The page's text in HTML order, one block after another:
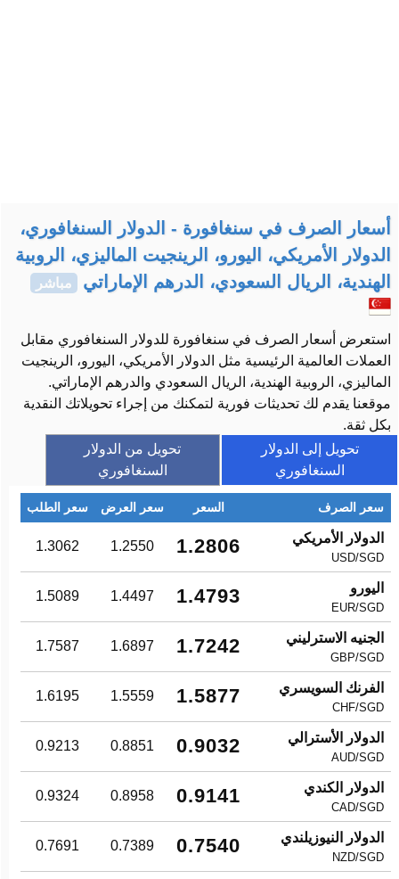
أسعار الصرف في سنغافورة - الدولار السنغافوري،
الدولار الأمريكي، اليورو، الرينجيت الماليزي، الروبية
الهندية، الريال السعودي، الدرهم الإماراتي
مباشر
استعرض أسعار الصرف في سنغافورة للدولار السنغافوري مقابل
العملات العالمية الرئيسية مثل الدولار الأمريكي، اليورو، الرينجيت
الماليزي، الروبية الهندية، الريال السعودي والدرهم الإماراتي.
موقعنا يقدم لك تحديثات فورية لتمكنك من إجراء تحويلاتك النقدية
بكل ثقة.
تحويل إلى الدولار
السنغافوري
تحويل من الدولار
السنغافوري
سعر الصرف السعر سعر العرض سعر الطلب
الدولار الأمريكي
USD/SGD
1.2806
1.2550
1.3062
اليورو
EUR/SGD
1.4793
1.4497
1.5089
الجنيه الاسترليني
GBP/SGD
1.7242
1.6897
1.7587
الفرنك السويسري
CHF/SGD
1.5877
1.5559
1.6195
الدولار الأسترالي
AUD/SGD
0.9032
0.8851
0.9213
الدولار الكندي
CAD/SGD
0.9141
0.8958
0.9324
الدولار النيوزيلندي
NZD/SGD
0.7540
0.7389
0.7691